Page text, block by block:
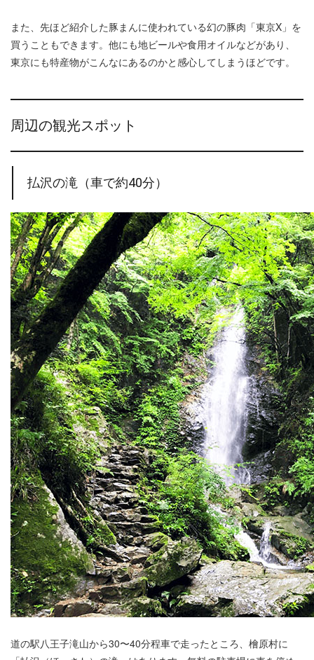
また、先ほど紹介した豚まんに使われている幻の豚肉「東京X」を
買うこともできます。他にも地ビールや食用オイルなどがあり、
東京にも特産物がこんなにあるのかと感心してしまうほどです。
周辺の観光スポット
払沢の滝（車で約40分）
道の駅八王子滝山から30〜40分程車で走ったところ、檜原村に